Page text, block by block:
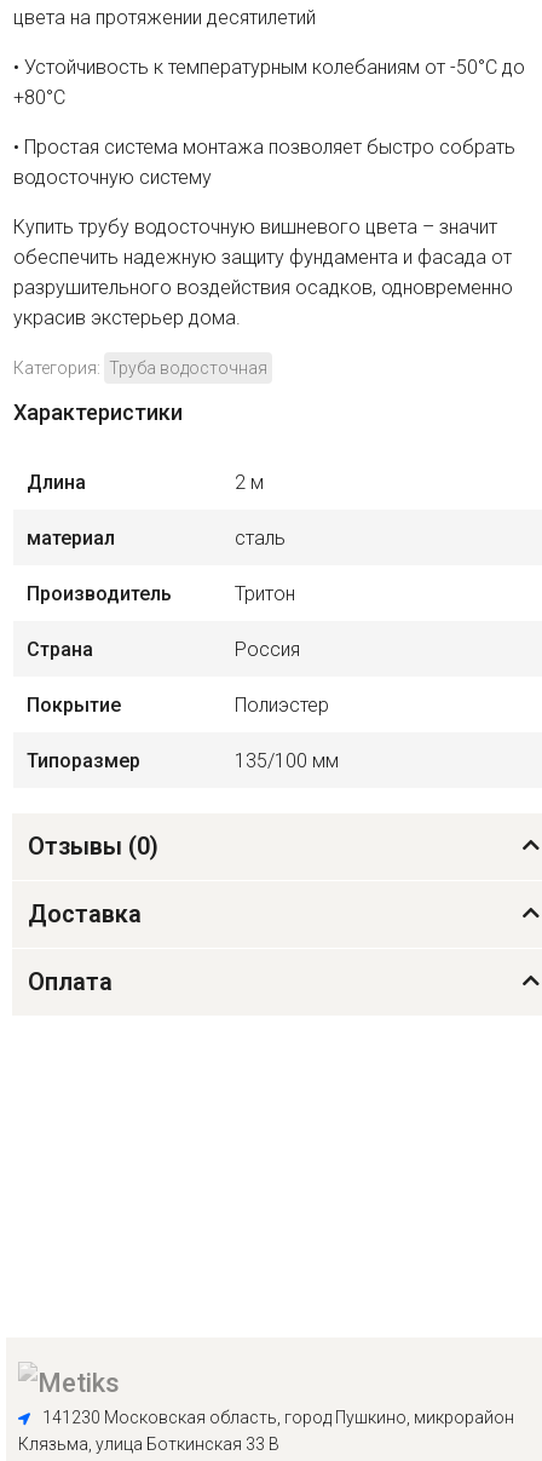
цвета на протяжении десятилетий
• Устойчивость к температурным колебаниям от -50°C до
+80°C
• Простая система монтажа позволяет быстро собрать
водосточную систему
Купить трубу водосточную вишневого цвета – значит
обеспечить надежную защиту фундамента и фасада от
разрушительного воздействия осадков, одновременно
украсив экстерьер дома.
Категория: Труба водосточная
Характеристики
Длина 2 м
материал сталь
Производитель Тритон
Страна Россия
Покрытие Полиэстер
Типоразмер 135/100 мм
Отзывы (0)
Доставка
Оплата
141230 Московская область, город Пушкино, микрорайон
Клязьма, улица Боткинская 33 В